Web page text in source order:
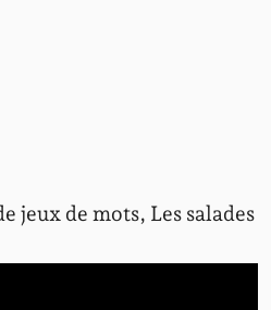
jeux de mots, Les salades